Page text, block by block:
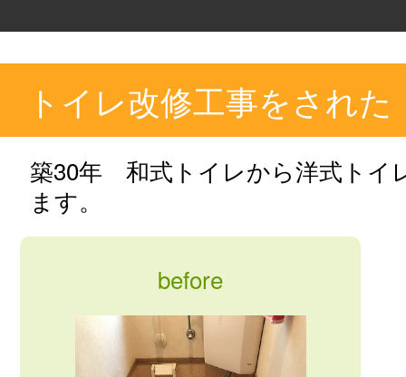
トイレ改修工事をされ
築30年 和式トイレから洋式トイ
ます。
before